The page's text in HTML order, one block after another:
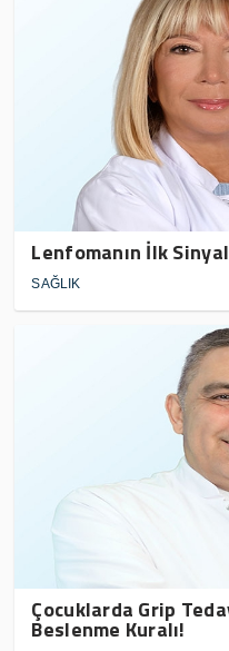
Lenfomanın İlk
SAĞLIK
Çocuklarda Grip
Beslenme Kuralı!